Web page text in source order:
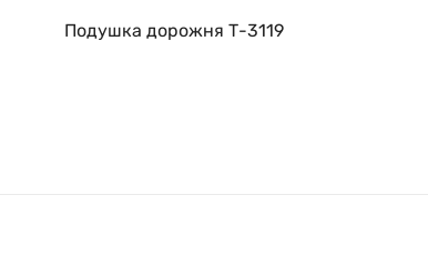
Подушка дорожня Т-3119